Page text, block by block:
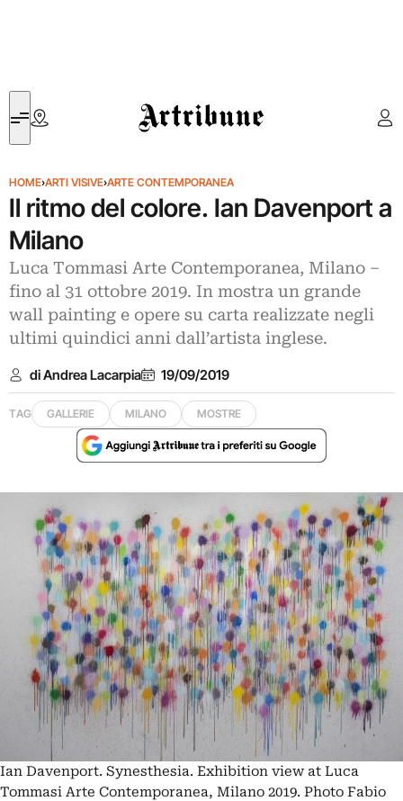
Artribune
HOME›ARTI VISIVE›ARTE CONTEMPORANEA
Il ritmo del colore. Ian Davenport a
Milano
Luca Tommasi Arte Contemporanea, Milano –
fino al 31 ottobre 2019. In mostra un grande
wall painting e opere su carta realizzate negli
ultimi quindici anni dall’artista inglese.
di Andrea Lacarpia 19/09/2019
TAG GALLERIE MILANO MOSTRE
Ian Davenport. Synesthesia. Exhibition view at Luca
Tommasi Arte Contemporanea, Milano 2019. Photo Fabio